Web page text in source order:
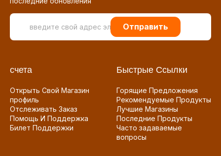
Отправить
счета
Открыть Свой Магазин
профиль
Отслеживать Заказ
Помощь И Поддержка
Билет Поддержки
Быстрые Ссылки
Горящие Предложения
Рекомендуемые Продукты
Лучшие Магазины
Последние Продукты
Часто задаваемые
вопросы